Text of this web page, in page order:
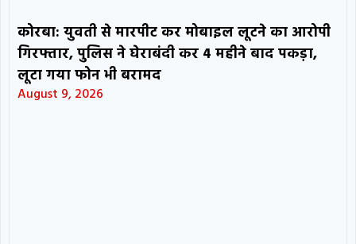
कोरबा: युवती से मारपीट कर मोबाइल लूटने का आरोपी
गिरफ्तार, पुलिस ने घेराबंदी कर 4 महीने बाद पकड़ा,
लूटा गया फोन भी बरामद
August 9, 2026